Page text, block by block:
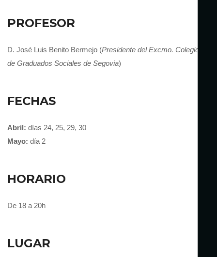
PROFESOR
D. José Luis Benito Bermejo (Presidente del Excmo. Colegio
de Graduados Sociales de Segovia)
FECHAS
Abril: días 24, 25, 29, 30
Mayo: día 2
HORARIO
De 18 a 20h
LUGAR